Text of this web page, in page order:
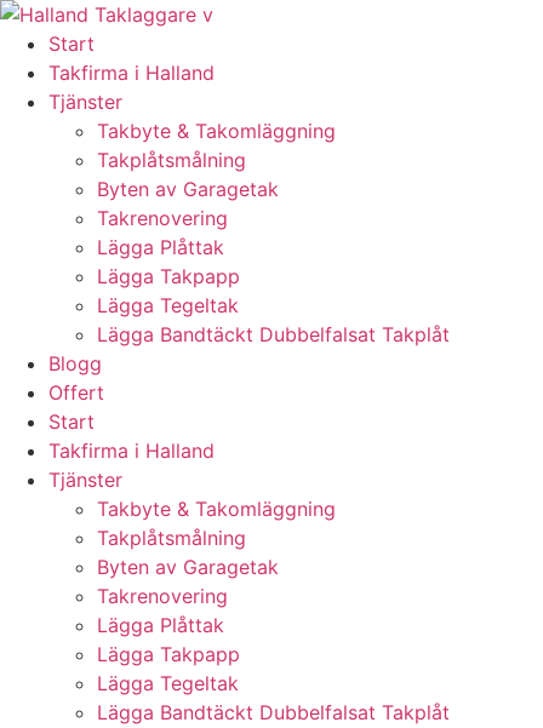
Skip
content
Start
Takfirma i Halland
Tjänster
Takbyte & Takomläggning
Takplåtsmålning
Byten av Garagetak
Takrenovering
Lägga Plåttak
Lägga Takpapp
Lägga Tegeltak
Lägga Bandtäckt Dubbelfalsat Takplåt
Blogg
Offert
Start
Takfirma i Halland
Tjänster
Takbyte & Takomläggning
Takplåtsmålning
Byten av Garagetak
Takrenovering
Lägga Plåttak
Lägga Takpapp
Lägga Tegeltak
Lägga Bandtäckt Dubbelfalsat Takplåt